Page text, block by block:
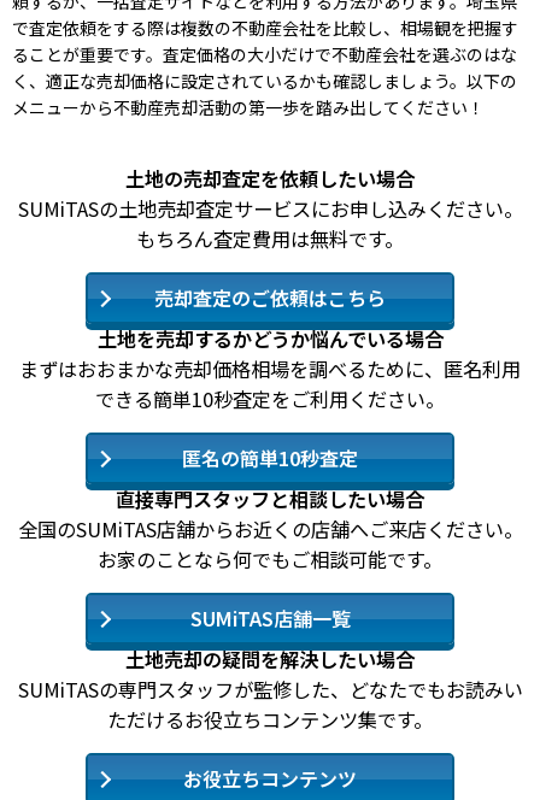
で査定依頼をする際は複数の不動産会社を比較し、相場観を把握す
ることが重要です。査定価格の大小だけで不動産会社を選ぶのはな
く、適正な売却価格に設定されているかも確認しましょう。以下の
メニューから不動産売却活動の第一歩を踏み出してください！
土地の売却査定を依頼したい場合
SUMiTASの土地売却査定サービスにお申し込みください。
もちろん査定費用は無料です。
売却査定のご依頼はこちら
土地を売却するかどうか悩んでいる場合
まずはおおまかな売却価格相場を調べるために、匿名利用
できる簡単10秒査定をご利用ください。
匿名の簡単10秒査定
直接専門スタッフと相談したい場合
全国のSUMiTAS店舗からお近くの店舗へご来店ください。
お家のことなら何でもご相談可能です。
SUMiTAS店舗一覧
土地売却の疑問を解決したい場合
SUMiTASの専門スタッフが監修した、どなたでもお読みい
ただけるお役立ちコンテンツ集です。
お役立ちコンテンツ